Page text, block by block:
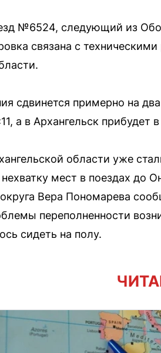
№6524, следующий из
связана с
сдвинется примерно на
а в Архангельск прибудет
области уже
мест в поездах до
Вера Пономарева
переполненности
сидеть на полу.